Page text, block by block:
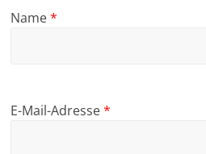
Name*
E-Mail-Adresse*